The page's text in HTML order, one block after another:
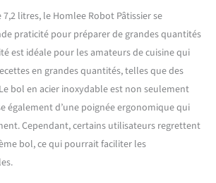
laborieux de utilisation sans ressort).
sont conformes aux tests
PAHS/LFGB/DGCCRF/ITALY/FDA et
chimiques et
【Facile à Utiliser et à Nettoyer】Le
de cuisine comprend 3
fouet, batteur, crochet et
permanent et gratuit
).Les crochets et le bol en
peuvent être retirés séparément
dans le lave-vaisselle pour
facile. De plus, avec une protection
litres, le Homlee Robot Pâtissier se
praticité pour préparer de grandes quantités
est idéale pour les amateurs de cuisine qui
en grandes quantités, telles que des
bol en acier inoxydable est non seulement
également d’une poignée ergonomique qui
Cependant, certains utilisateurs regrettent
bol, ce qui pourrait faciliter les